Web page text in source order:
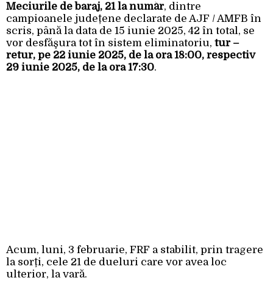
Meciurile de baraj, 21 la număr, dintre
campioanele județene declarate de AJF / AMFB în
scris, până la data de 15 iunie 2025, 42 în total, se
vor desfăşura tot în sistem eliminatoriu, tur –
retur, pe 22 iunie 2025, de la ora 18:00, respectiv
29 iunie 2025, de la ora 17:30.
Acum, luni, 3 februarie, FRF a stabilit, prin tragere
la sorți, cele 21 de dueluri care vor avea loc
ulterior, la vară.